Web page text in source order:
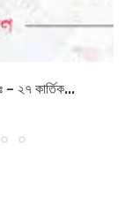
২৭ কার্তিক...